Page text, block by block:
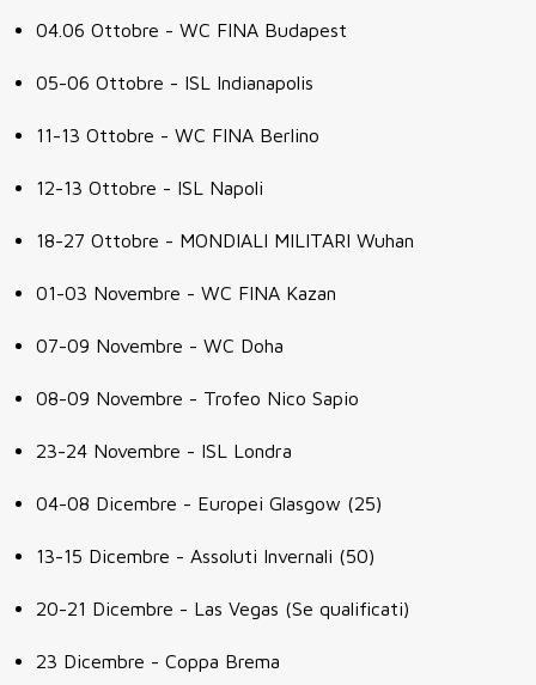
04.06 Ottobre - WC FINA Budapest
05-06 Ottobre - ISL Indianapolis
11-13 Ottobre - WC FINA Berlino
12-13 Ottobre - ISL Napoli
18-27 Ottobre - MONDIALI MILITARI Wuhan
01-03 Novembre - WC FINA Kazan
07-09 Novembre - WC Doha
08-09 Novembre - Trofeo Nico Sapio
23-24 Novembre - ISL Londra
04-08 Dicembre - Europei Glasgow (25)
13-15 Dicembre - Assoluti Invernali (50)
20-21 Dicembre - Las Vegas (Se qualificati)
23 Dicembre - Coppa Brema